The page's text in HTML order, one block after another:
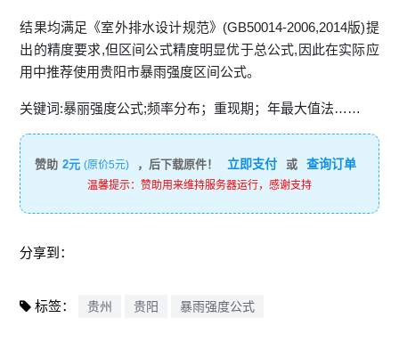
结果均满足《室外排水设计规范》(GB50014-2006,2014版)提
出的精度要求,但区间公式精度明显优于总公式,因此在实际应
用中推荐使用贵阳市暴雨强度区间公式。
关键词:暴丽强度公式;频率分布；重现期；年最大值法……
赞助 2元 (原价5元) ，后下载原件！ 立即支付 或 查询订单
温馨提示：赞助用来维持服务器运行，感谢支持
分享到：
标签： 贵州 贵阳 暴雨强度公式